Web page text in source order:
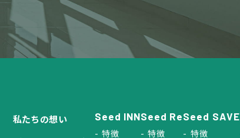
私たちの想い
Seed INN
特徴
Seed Re
特徴
Seed SAVE
特徴